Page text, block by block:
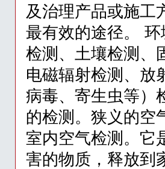
及治理产品或施工
最有效的途径。
检测、土壤检测、
电磁辐射检测、放
病毒、寄生虫等）
的检测。狭义的空
室内空气检测。它
害的物质，释放到